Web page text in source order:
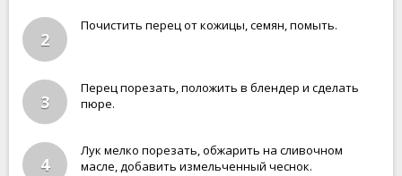
2
Почистить перец от кожицы, семян, помыть.
3
Перец порезать, положить в блендер и сделать
пюре.
4
Лук мелко порезать, обжарить на сливочном
масле, добавить измельченный чеснок.